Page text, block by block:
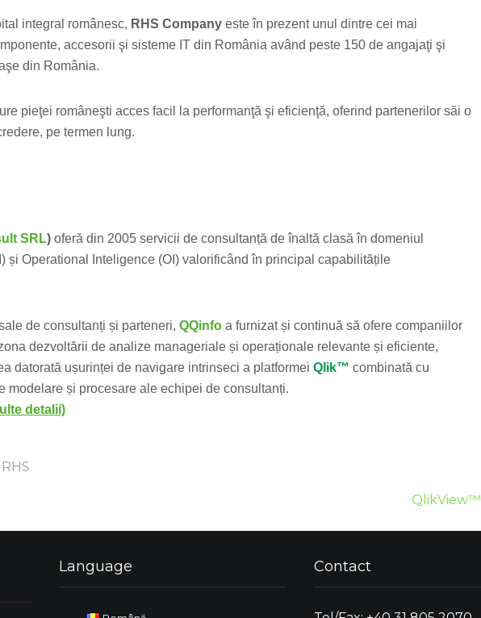
integral românesc, RHS Company este în prezent unul dintre cei mai
accesorii şi sisteme IT din România având peste 150 de angajaţi şi
din România.
pieţei româneşti acces facil la performanţă şi eficienţă, oferind partenerilor săi o
pe termen lung.
SRL) oferă din 2005 servicii de consultanță de înaltă clasă în domeniul
și Operational Inteligence (OI) valorificând în principal capabilitățile
de consultanți și parteneri, QQinfo a furnizat și continuă să ofere companiilor
dezvoltării de analize manageriale și operaționale relevante și eficiente,
datorată ușurinței de navigare intrinseci a platformei Qlik™ combinată cu
modelare și procesare ale echipei de consultanți.
detalii)
RHS
QlikView™
Language Contact